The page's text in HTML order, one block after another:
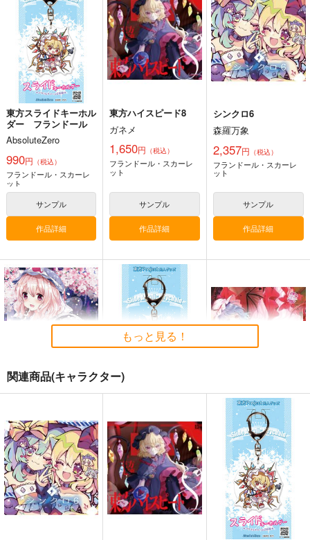
あ～るの～と
2,750円（税込）
東方Project
サンプル
カート
幽閉サテライト
2,750円（税込）
東方Project
サンプル
カート
狐色
660円（税込）
東方Project
八雲藍
菅牧典
サンプル
星に寄せる想い/色は
匂へど散りぬるを
幽閉サテライト
サンプル
始まりの雨
幽閉サテライト
2,200円（税込）
東方Project
東方錦上
京 ～ Fossilized Won
ders.
上海アリス幻樂団
カート
東方スライドキーホル
ダー フランドール
AbsoluteZero
990円 （税込）
フランドール・スカーレ
ット
サンプル
作品詳細
東方ハイスピード8
ガネメ
1,650円 （税込）
フランドール・スカーレ
ット
サンプル
作品詳細
シンクロ6
森羅万象
2,357円 （税込）
フランドール・スカーレ
ット
サンプル
作品詳細
ファイル(七瀬尚)幽々
子＆妖夢
すなめりドリル
517円（税込）
魂魄妖夢
サンプル
ダー レミリア
AbsoluteZero
990円（税込）
レミリア・スカーレット
サンプル
東方インストEDM8
Spacelectro
1,572円（税込）
レミリア・スカーレット
サンプル
作品詳細
もっと見る！
関連商品(キャラクター)